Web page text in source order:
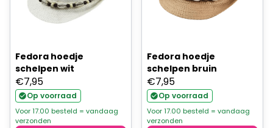
Fedora hoedje
schelpen wit
€7,95
Op voorraad
Voor 17.00 besteld = vandaag
verzonden
Fedora hoedje
schelpen bruin
€7,95
Op voorraad
Voor 17.00 besteld = vandaag
verzonden